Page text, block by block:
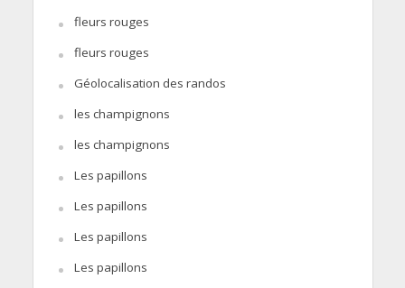
fleurs rouges
fleurs rouges
Géolocalisation des randos
les champignons
les champignons
Les papillons
Les papillons
Les papillons
Les papillons